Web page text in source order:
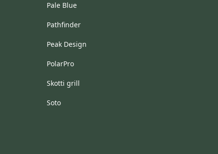
Pale Blue
Pathfinder
Peak Design
PolarPro
Skotti grill
Soto